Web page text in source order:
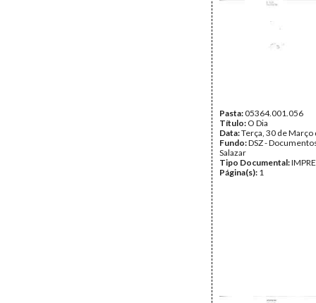
Pasta:05364.001.056
Título: O Dia
Data:Terça, 30 de Março
Fundo:DSZ -
Salazar
Tipo Documental:
Página(s): 1